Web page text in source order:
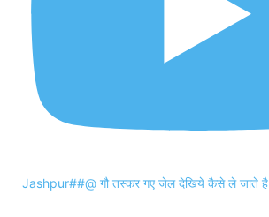
Jashpur##@ गौ तस्कर गए जेल देखिये कैसे ले जाते है